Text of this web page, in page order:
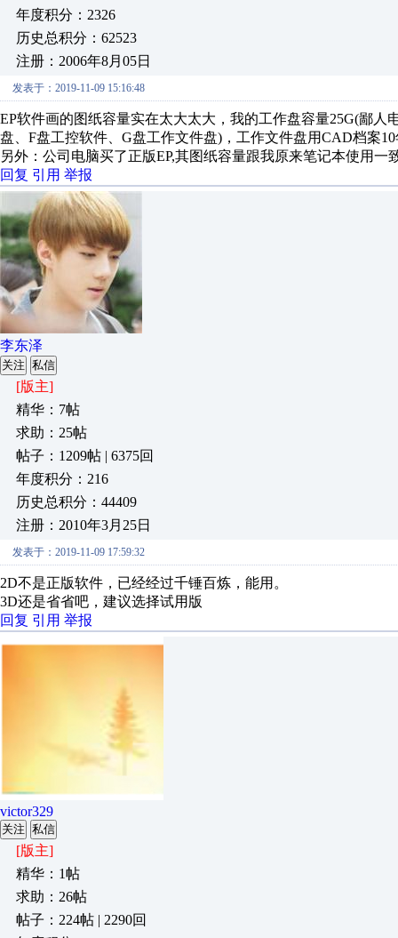
年度积分：2326
历史总积分：62523
注册：2006年8月05日
发表于：2019-11-09 15:16:48
EP软件画的图纸容量实在太大太大，我的工作盘容量25G(鄙
盘、F盘工控软件、G盘工作文件盘)，工作文件盘用CAD档案
另外：公司电脑买了正版EP,其图纸容量跟我原来笔记本使用一
回复 引用 举报
李东泽
关注 私信
[版主]
精华：7帖
求助：25帖
帖子：1209帖 | 6375回
年度积分：216
历史总积分：44409
注册：2010年3月25日
发表于：2019-11-09 17:59:32
2D不是正版软件，已经经过千锤百炼，能用。
3D还是省省吧，建议选择试用版
回复 引用 举报
victor329
关注 私信
[版主]
精华：1帖
求助：26帖
帖子：224帖 | 2290回